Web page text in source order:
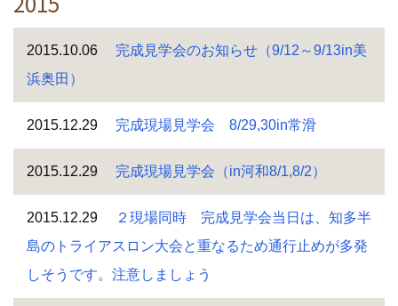
2015.10.06
完成見学会のお知らせ（9/12～9/13in美
浜奥田）
2015.12.29 完成現場見学会 8/29,30in常滑
2015.12.29 完成現場見学会（in河和8/1,8/2）
2015.12.29
２現場同時 完成見学会当日は、知多半
島のトライアスロン大会と重なるため通行止めが多発
しそうです。注意しましょう